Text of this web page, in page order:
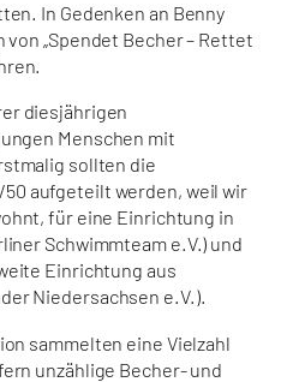
In Gedenken an Benny
„Spendet Becher – Rettet
diesjährigen
Menschen mit
sollten die
aufgeteilt werden, weil wir
für eine Einrichtung in
Schwimmteam e.V.) und
Einrichtung aus
Niedersachsen e.V.).
sammelten eine Vielzahl
unzählige Becher- und